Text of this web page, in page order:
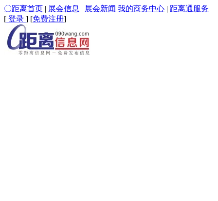
〇距离首页 | 展会信息 | 展会新闻 我的商务中心 | 距离通服务
[ 登录 ] [免费注册]